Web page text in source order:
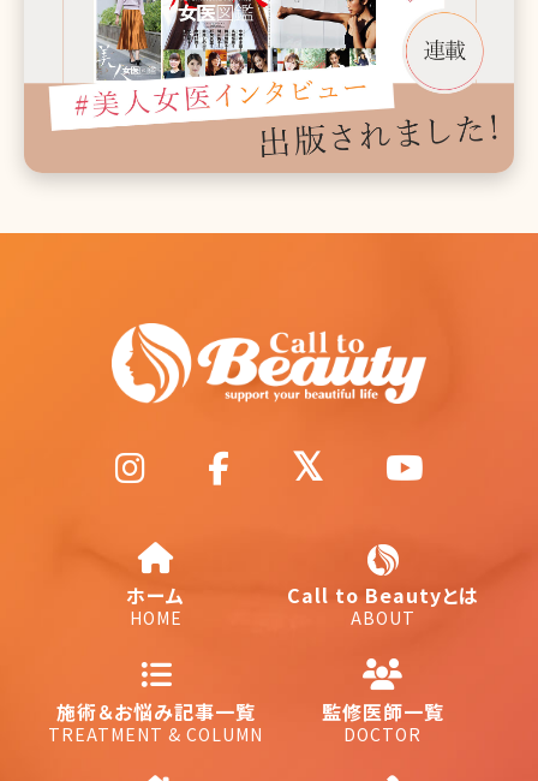
ホーム
HOME
Call to Beautyとは
ABOUT
施術＆お悩み記事一覧
TREATMENT & COLUMN
監修医師一覧
DOCTOR